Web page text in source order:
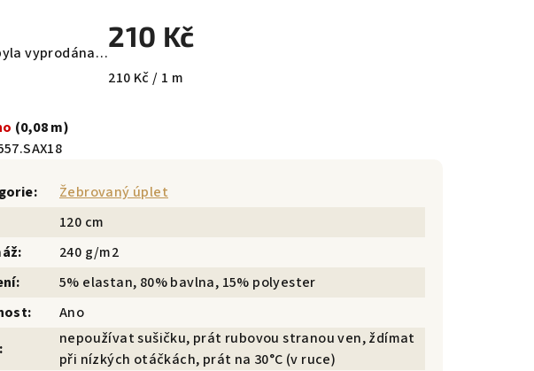
vyprodána…
210 Kč
Měrná
210 Kč / 1 m
(0,08 m)
:
Žebrovaný úplet
120 cm
:
240 g/m2
:
5% elastan, 80% bavlna, 15% polyester
:
Ano
:
nepoužívat sušičku, prát rubovou stranou ven, ždímat
při nízkých otáčkách, prát na 30°C (v ruce)